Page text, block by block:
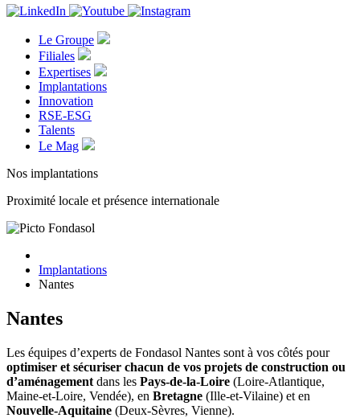
Le Groupe
Filiales
Expertises
Implantations
Innovation
RSE-ESG
Talents
Le Mag
Nos implantations
Proximité locale et présence internationale
Implantations
Nantes
Nantes
Les équipes d’experts de Fondasol Nantes sont à vos côtés pour
optimiser et sécuriser chacun de vos projets de construction ou
d’aménagement dans les Pays-de-la-Loire (Loire-Atlantique,
Maine-et-Loire, Vendée), en Bretagne (Ille-et-Vilaine) et en
Nouvelle-Aquitaine (Deux-Sèvres, Vienne).